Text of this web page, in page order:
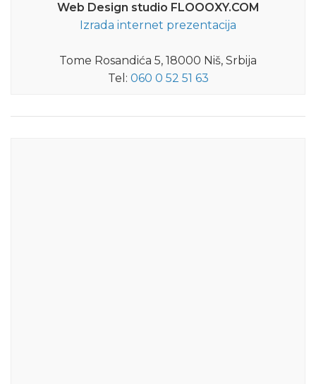
Web Design studio FLOOOXY.COM
Izrada internet prezentacija
Tome Rosandića 5, 18000 Niš, Srbija
Tel: 060 0 52 51 63